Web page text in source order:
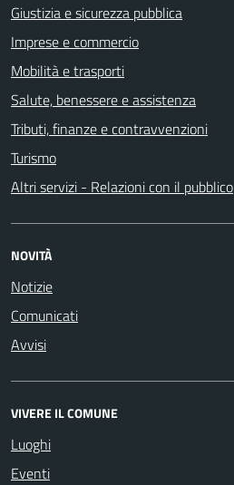
Giustizia e sicurezza pubblica
Imprese e commercio
Mobilità e trasporti
Salute, benessere e assistenza
Tributi, finanze e contravvenzioni
Turismo
Altri servizi - Relazioni con il pubblico
NOVITÀ
Notizie
Comunicati
Avvisi
VIVERE IL COMUNE
Luoghi
Eventi